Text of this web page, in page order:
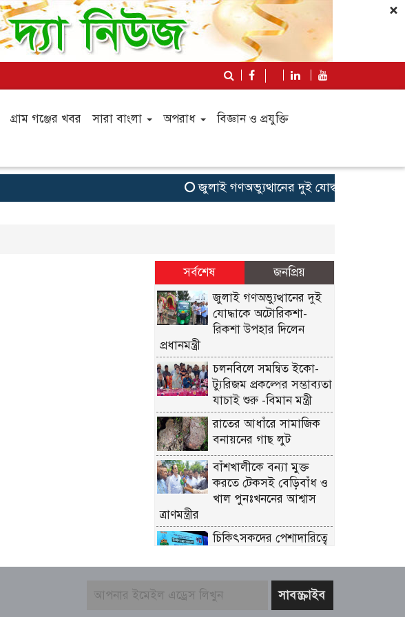
×
গ্রাম গঞ্জের খবর সারা বাংলা অপরাধ
বিজ্ঞান ও প্রযুক্তি
জুলাই গণঅভ্যুত্থানের দুই যোদ্ধাকে অটোরিকশা-
সর্বশেষ
জনপ্রিয়
জুলাই গণঅভ্যুত্থানের দুই
যোদ্ধাকে অটোরিকশা-
রিকশা উপহার দিলেন
প্রধানমন্ত্রী
চলনবিলে সমন্বিত ইকো-
ট্যুরিজম প্রকল্পের সম্ভাব্যতা
যাচাই শুরু -বিমান মন্ত্রী
রাতের আধাঁরে সামাজিক
বনায়নের গাছ লুট
বাঁশখালীকে বন্যা মুক্ত
করতে টেকসই বেড়িবাঁধ ও
খাল পুনঃখননের আশ্বাস
ত্রাণমন্ত্রীর
চিকিৎসকদের পেশাদারিত্বে
ফেলে: প্রধানমন্ত্রী
ফের গ্রেফতার তনু হত্যায়
সাবেক সেনাসদস্য হাফিজুর